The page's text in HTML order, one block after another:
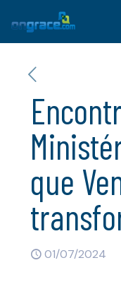
que
01/07/2024